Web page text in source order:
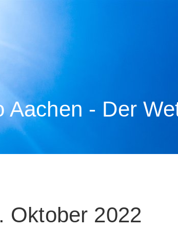
Aachen - Der
Oktober 2022